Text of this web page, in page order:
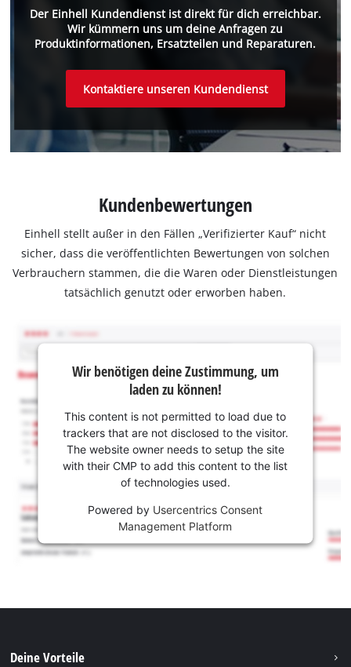
Der Einhell Kundendienst ist direkt für dich erreichbar.
Wir kümmern uns um deine Anfragen zu
Produktinformationen, Ersatzteilen und Reparaturen.
Kontaktiere unseren Kundendienst
Kundenbewertungen
Einhell stellt außer in den Fällen „Verifizierter Kauf“ nicht
sicher, dass die veröffentlichten Bewertungen von solchen
Verbrauchern stammen, die die Waren oder Dienstleistungen
tatsächlich genutzt oder erworben haben.
Wir benötigen deine Zustimmung, um
laden zu können!
This content is not permitted to load due to
trackers that are not disclosed to the visitor.
The website owner needs to setup the site
with their CMP to add this content to the list
of technologies used.
Powered by Usercentrics Consent
Management Platform
Deine Vorteile